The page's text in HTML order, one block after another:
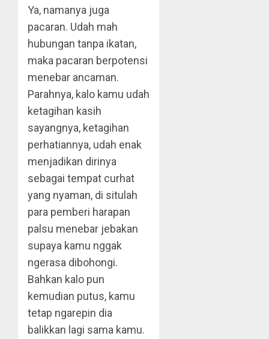
Ya, namanya juga
pacaran. Udah mah
hubungan tanpa ikatan,
maka pacaran berpotensi
menebar ancaman.
Parahnya, kalo kamu udah
ketagihan kasih
sayangnya, ketagihan
perhatiannya, udah enak
menjadikan dirinya
sebagai tempat curhat
yang nyaman, di situlah
para pemberi harapan
palsu menebar jebakan
supaya kamu nggak
ngerasa dibohongi.
Bahkan kalo pun
kemudian putus, kamu
tetap ngarepin dia
balikkan lagi sama kamu.